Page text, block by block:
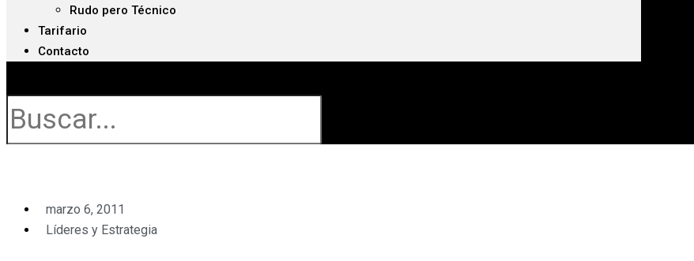
Rudo pero Técnico
Tarifario
Contacto
marzo 6, 2011
Líderes y Estrategia